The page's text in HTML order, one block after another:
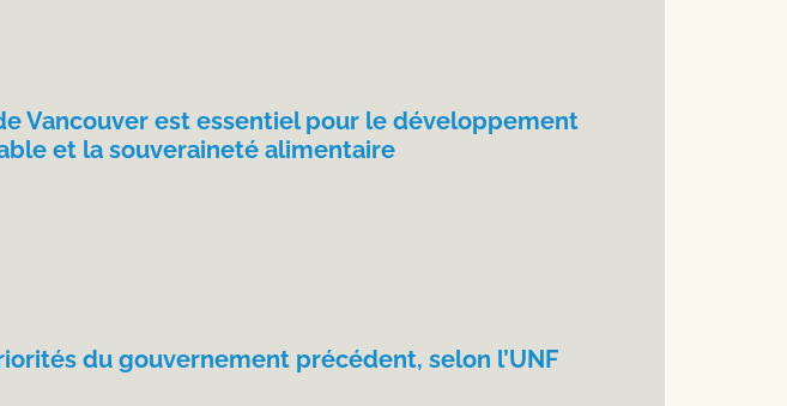
Vancouver est essentiel pour le développement
et la souveraineté alimentaire
du gouvernement précédent, selon l’UNF